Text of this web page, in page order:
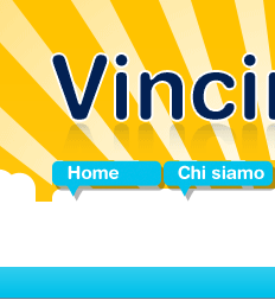
Home Chi siamo